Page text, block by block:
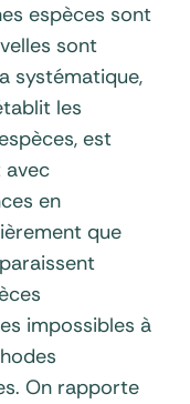
espèces sont
sont
systématique,
les
est
avec
en
que
impossibles à
On rapporte